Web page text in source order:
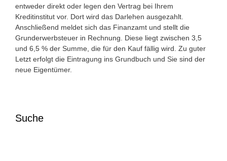
entweder direkt oder legen den Vertrag bei Ihrem
Kreditinstitut vor. Dort wird das Darlehen ausgezahlt.
Anschließend meldet sich das Finanzamt und stellt die
Grunderwerbsteuer in Rechnung. Diese liegt zwischen 3,5
und 6,5 % der Summe, die für den Kauf fällig wird. Zu guter
Letzt erfolgt die Eintragung ins Grundbuch und Sie sind der
neue Eigentümer.
Suche